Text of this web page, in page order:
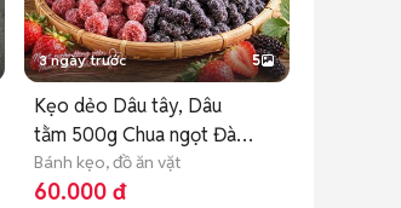
3 ngày trước 5
Kẹo dẻo Dâu tây, Dâu
tằm 500g Chua ngọt Đà
Lạt
Bánh kẹo, đồ ăn vặt
60.000 đ